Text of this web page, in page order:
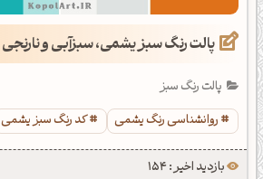
پالت رنگ سبز یشمی، سبزآبی و نارنجی
پالت رنگ سبز
روانشناسی رنگ یشمی
کد رنگ سبز یشمی
بازدید اخیر : 154